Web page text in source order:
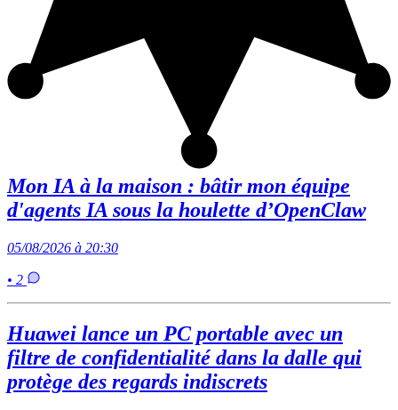
Mon IA à la maison : bâtir mon équipe
d'agents IA sous la houlette d’OpenClaw
05/08/2026 à 20:30
• 2
Huawei lance un PC portable avec un
filtre de confidentialité dans la dalle qui
protège des regards indiscrets